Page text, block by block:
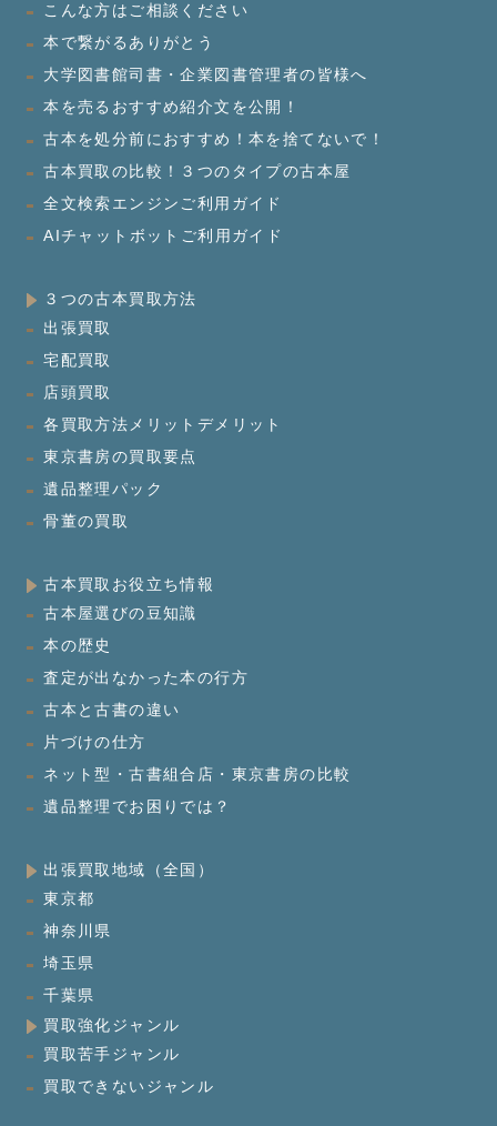
こんな方はご相談ください
本で繋がるありがとう
大学図書館司書・企業図書管理者の皆様へ
本を売るおすすめ紹介文を公開！
古本を処分前におすすめ！本を捨てないで！
古本買取の比較！３つのタイプの古本屋
全文検索エンジンご利用ガイド
AIチャットボットご利用ガイド
３つの古本買取方法
出張買取
宅配買取
店頭買取
各買取方法メリットデメリット
東京書房の買取要点
遺品整理パック
骨董の買取
古本買取お役立ち情報
古本屋選びの豆知識
本の歴史
査定が出なかった本の行方
古本と古書の違い
片づけの仕方
ネット型・古書組合店・東京書房の比較
遺品整理でお困りでは？
出張買取地域（全国）
東京都
神奈川県
埼玉県
千葉県
買取強化ジャンル
買取苦手ジャンル
買取できないジャンル